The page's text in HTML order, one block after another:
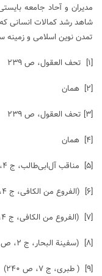
مدیران و آحاد جامعه
شاهد رشد کمالات انسانی
تمدن نوین اسلامی و زمینه
[۱]
تحف العقول، ص ۲۳۹
[۲]
همان
[۳]
تحف العقول، ص ۲۳۹
[۴]
همان
[۵]
مناقب آل‌ابی‌طالب، ج ۴، ص ۹۷
[۶]
(الفروع من الکافی، ج ۴، ص ۵۷۸)
[۷]
(الفروع من الکافی، ج ۴، ص ۵۷۸)
[۸]
(سفینة البحار، ج ۲، ص ۴۴)
[۹]
( طبری، ج ۷، ص ۲۴۰)